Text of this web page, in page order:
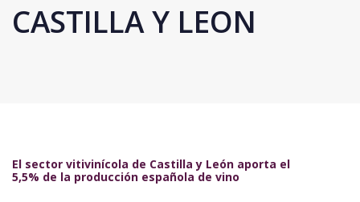
content
CASTILLA Y LEON
El sector vitivinícola de Castilla y León aporta el
5,5% de la producción española de vino